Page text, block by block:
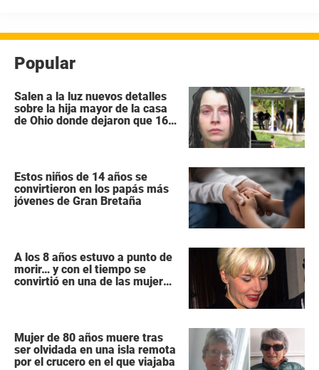
Popular
Salen a la luz nuevos detalles
sobre la hija mayor de la casa
de Ohio donde dejaron que 16
Estos niños de 14 años se
convirtieron en los papás más
jóvenes de Gran Bretaña
A los 8 años estuvo a punto de
morir… y con el tiempo se
convirtió en una de las mujeres
Mujer de 80 años muere tras
ser olvidada en una isla remota
por el crucero en el que viajaba